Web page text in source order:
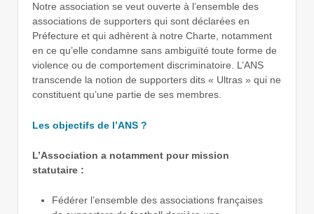
Notre association se veut ouverte à l’ensemble des
associations de supporters qui sont déclarées en
Préfecture et qui adhèrent à notre Charte, notamment
en ce qu’elle condamne sans ambiguïté toute forme de
violence ou de comportement discriminatoire. L’ANS
transcende la notion de supporters dits « Ultras » qui ne
constituent qu’une partie de ses membres.
Les objectifs de l’ANS ?
L’Association a notamment pour mission
statutaire :
Fédérer l’ensemble des associations françaises